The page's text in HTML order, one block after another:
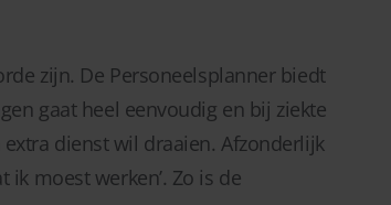
zijn. De Personeelsplanner biedt
gaat heel eenvoudig en bij ziekte
dienst wil draaien. Afzonderlijk
moest werken’. Zo is de